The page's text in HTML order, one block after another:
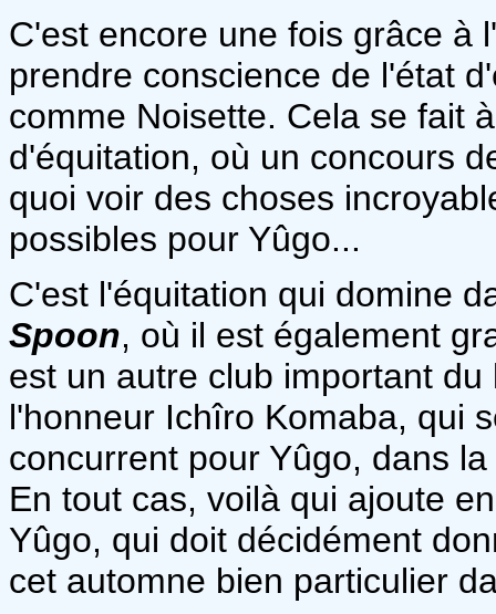
C'est encore une fois grâce à
prendre conscience de l'état
comme Noisette. Cela se fait
d'équitation, où un concours
quoi voir des choses
possibles pour Yûgo...
C'est l'équitation qui domine
Spoon, où il est également
est un autre club important
l'honneur Ichîro Komaba, qui
concurrent pour Yûgo, dans
En tout cas, voilà qui ajoute
Yûgo, qui doit décidément
cet automne bien particulier